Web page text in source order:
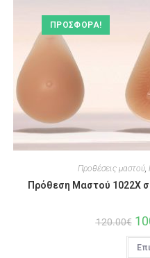
ΠΡΟΣΦΟΡΆ!
Προθέσεις μαστού,
Πρόθεση Μαστού 1022Χ
120.00€